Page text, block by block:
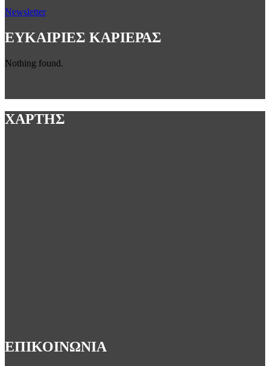
Newsletter
ΕΥΚΑΙΡΙΕΣ ΚΑΡΙΕΡΑΣ
Nothing found.
ΧΑΡΤΗΣ
ΕΠΙΚΟΙΝΩΝΙΑ